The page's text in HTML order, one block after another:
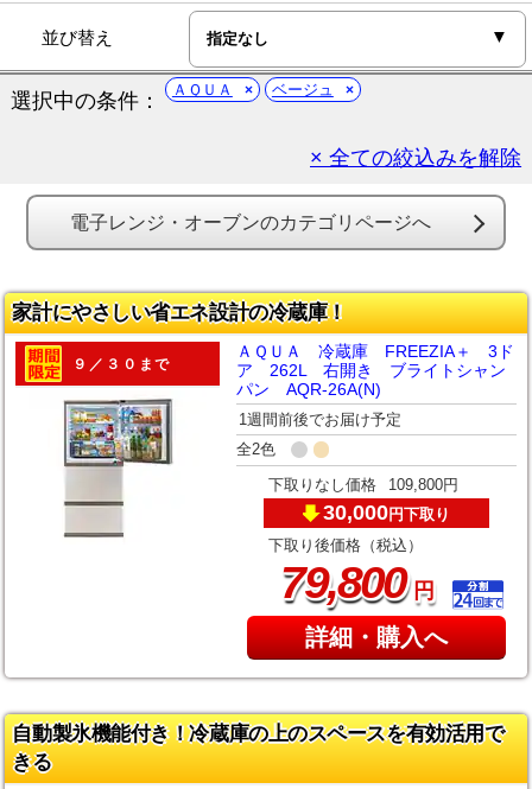
並び替え
選択中の条件： ＡＱＵＡ ベージュ
× 全ての絞込みを解除
電子レンジ・オーブンのカテゴリページへ
家計にやさしい省エネ設計の冷蔵庫！
９／３０まで
ＡＱＵＡ 冷蔵庫 FREEZIA＋ 3ド
ア 262L 右開き ブライトシャン
パン AQR-26A(N)
1週間前後でお届け予定
全2色
下取りなし価格 109,800円
30,000円下取り
下取り後価格（税込）
79,800円
詳細・購入へ
自動製氷機能付き！冷蔵庫の上のスペースを有効活用で
きる